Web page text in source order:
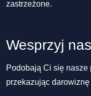
zastrzeżone.
Wesprzyj nas
Podobają Ci się nasze
przekazując darowiznę